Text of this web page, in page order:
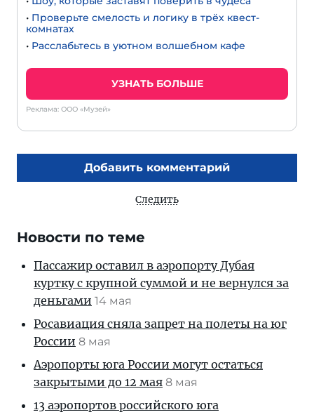
• Проверьте смелость и логику в трёх квест-
комнатах
• Расслабьтесь в уютном волшебном кафе
УЗНАТЬ БОЛЬШЕ
Реклама: ООО «Музей»
Добавить комментарий
Следить
Новости по теме
Пассажир оставил в аэропорту Дубая
куртку с крупной суммой и не вернулся за
деньгами 14 мая
Росавиация сняла запрет на полеты на юг
России 8 мая
Аэропорты юга России могут остаться
закрытыми до 12 мая 8 мая
13 аэропортов российского юга